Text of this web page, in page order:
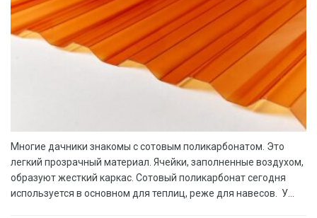
Многие дачники знакомы с сотовым поликарбонатом. Это
легкий прозрачный материал. Ячейки, заполненные воздухом,
образуют жесткий каркас. Сотовый поликарбонат сегодня
используется в основном для теплиц, реже для навесов. У...